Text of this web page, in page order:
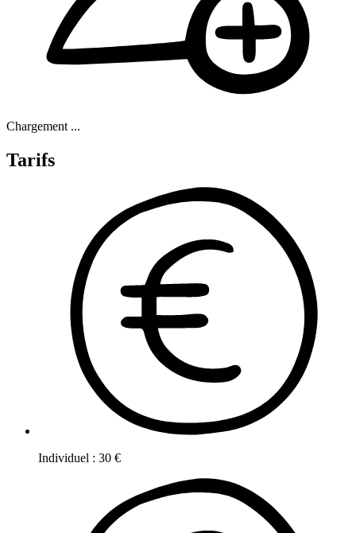
Chargement ...
Tarifs
Individuel : 30 €